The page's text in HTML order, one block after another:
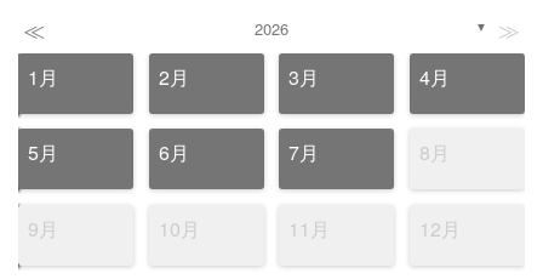
≪ 2026 ▼ ≫
1月 2月 3月 4月
5月 6月 7月 8月
9月 10月 11月 12月